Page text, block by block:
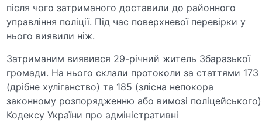
після чого затриманого доставили до районного
управління поліції. Під час поверхневої перевірки у
нього виявили ніж.
Затриманим виявився 29-річний житель Збаразької
громади. На нього склали протоколи за статтями 173
(дрібне хуліганство) та 185 (злісна непокора
законному розпорядженню або вимозі поліцейського)
Кодексу України про адміністративні